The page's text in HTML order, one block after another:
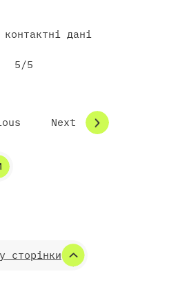
контактні дані
5/5
Next
сторінки